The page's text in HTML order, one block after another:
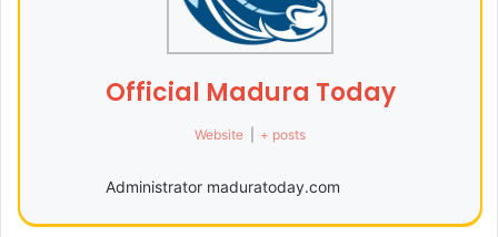
Official Madura Today
Website + posts
Administrator maduratoday.com